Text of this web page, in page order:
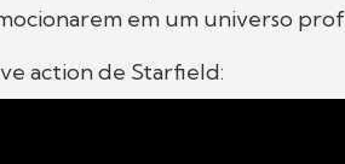
em um universo
action de Starfield: